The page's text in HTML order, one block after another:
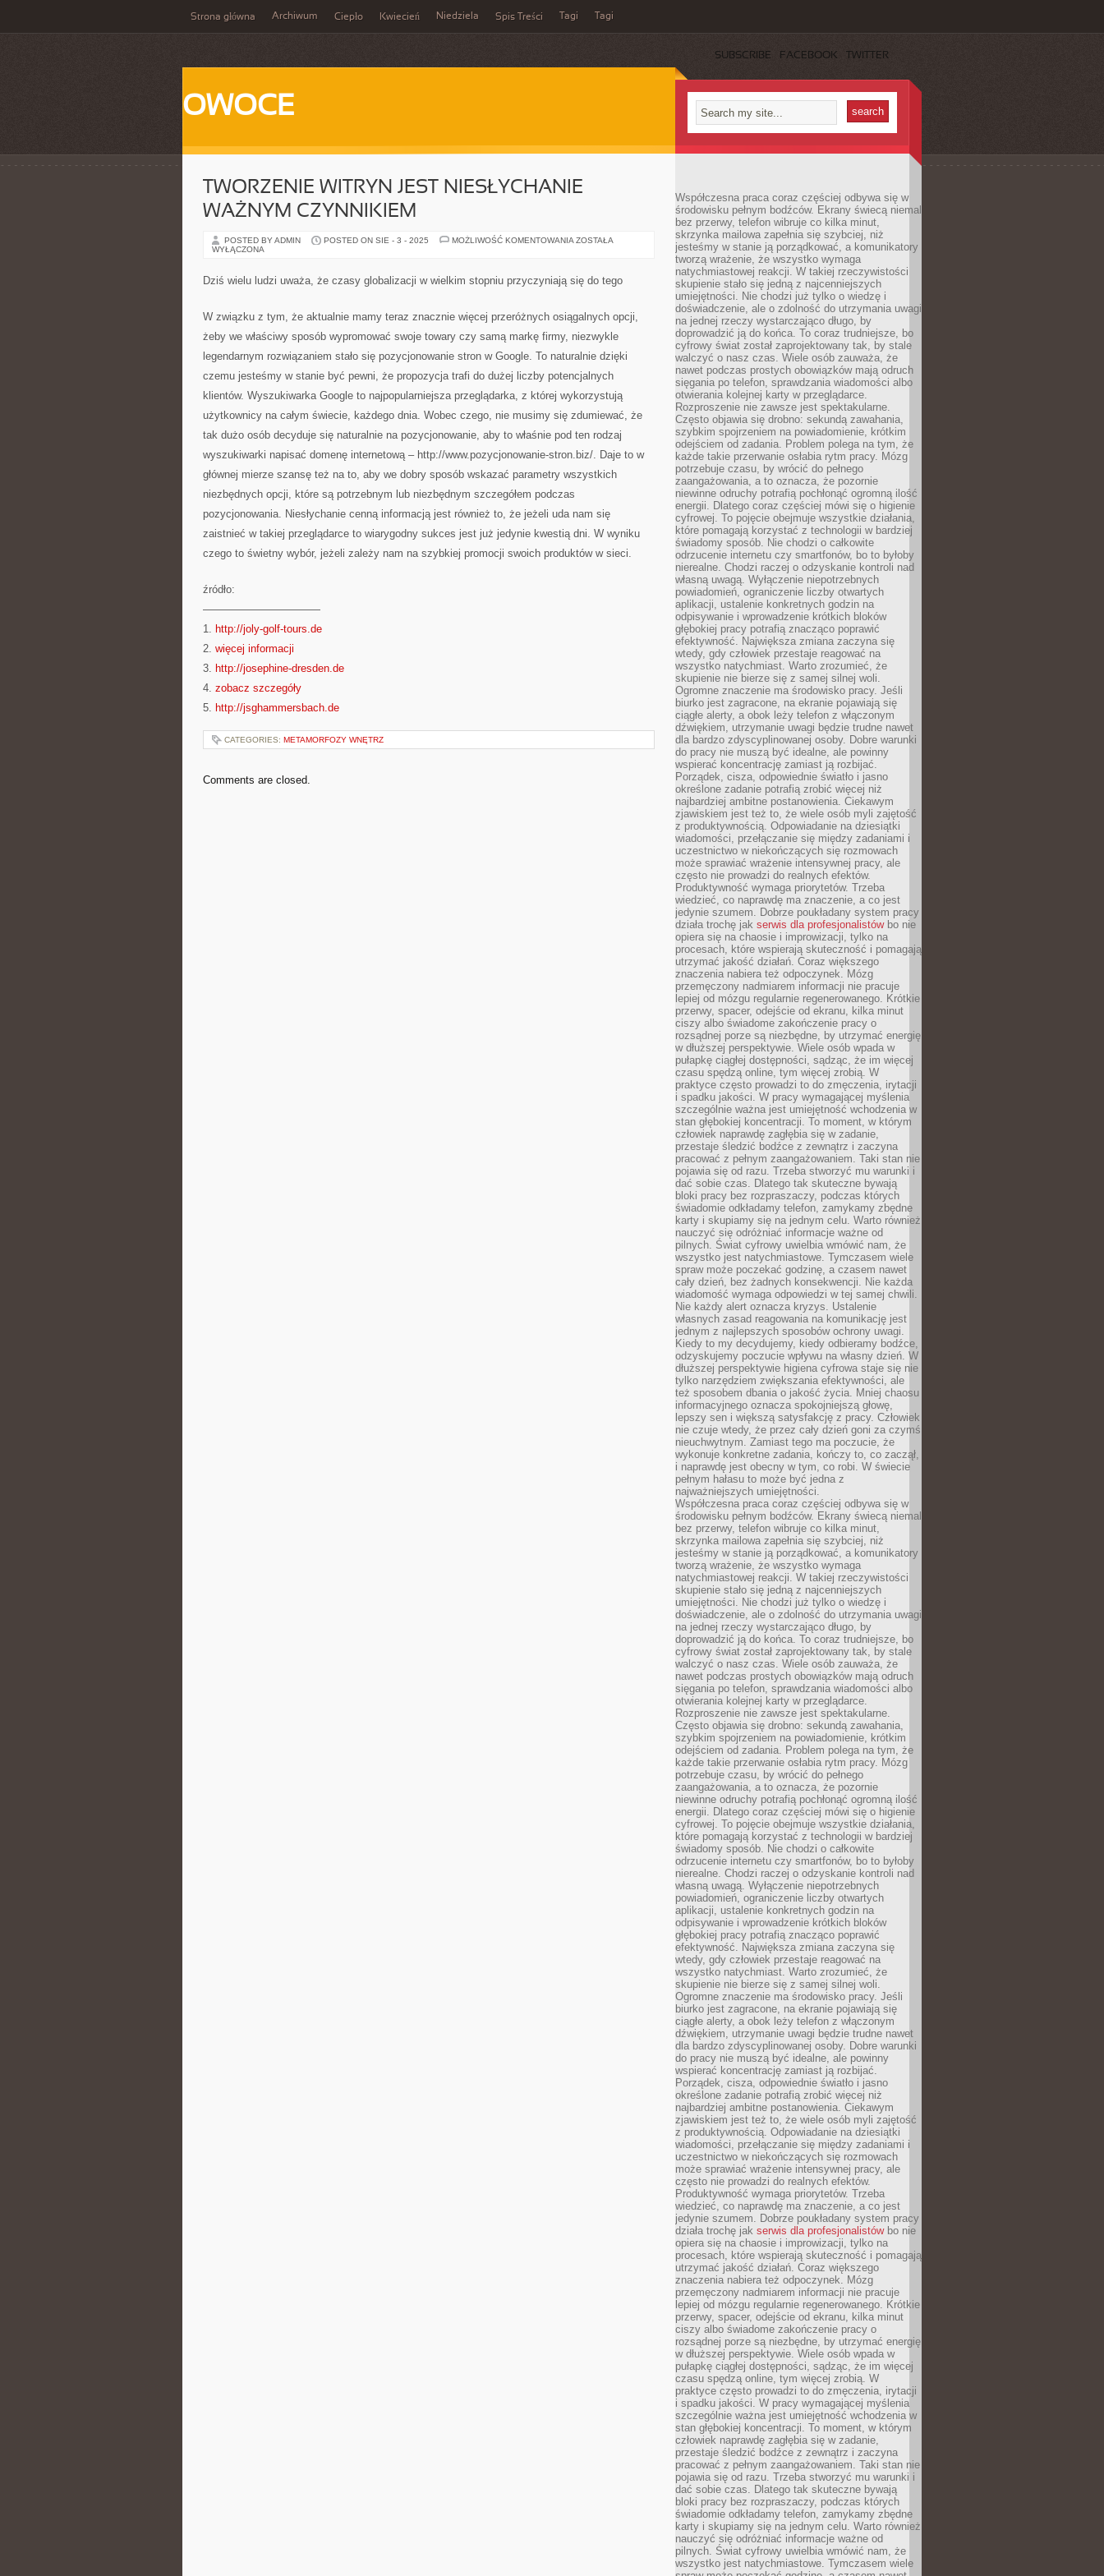
Strona główna Archiwum Ciepło Kwiecień Niedziela Spis Treści Tagi Tagi
SUBSCRIBE FACEBOOK TWITTER
OWOCE
TWORZENIE WITRYN JEST NIESŁYCHANIE
WAŻNYM CZYNNIKIEM
POSTED BY ADMIN POSTED ON SIE - 3 - 2025 MOŻLIWOŚĆ KOMENTOWANIA TWORZENIE
WAŻNYM
CZYNNIKIEM
ZOSTAŁA
WYŁĄCZONA
Dziś wielu ludzi uważa, że czasy globalizacji w wielkim stopniu przyczyniają się do tego
W związku z tym, że aktualnie mamy teraz znacznie więcej przeróżnych osiągalnych opcji,
żeby we właściwy sposób wypromować swoje towary czy samą markę firmy, niezwykle
legendarnym rozwiązaniem stało się pozycjonowanie stron w Google. To naturalnie dzięki
czemu jesteśmy w stanie być pewni, że propozycja trafi do dużej liczby potencjalnych
klientów. Wyszukiwarka Google to najpopularniejsza przeglądarka, z której wykorzystują
użytkownicy na całym świecie, każdego dnia. Wobec czego, nie musimy się zdumiewać, że
tak dużo osób decyduje się naturalnie na pozycjonowanie, aby to właśnie pod ten rodzaj
wyszukiwarki napisać domenę internetową – http://www.pozycjonowanie-stron.biz/. Daje to w
głównej mierze szansę też na to, aby we dobry sposób wskazać parametry wszystkich
niezbędnych opcji, które są potrzebnym lub niezbędnym szczegółem podczas
pozycjonowania. Niesłychanie cenną informacją jest również to, że jeżeli uda nam się
zaistnieć w takiej przeglądarce to wiarygodny sukces jest już jedynie kwestią dni. W wyniku
czego to świetny wybór, jeżeli zależy nam na szybkiej promocji swoich produktów w sieci.
źródło:
———————————
1. http://joly-golf-tours.de
2. więcej informacji
3. http://josephine-dresden.de
4. zobacz szczegóły
5. http://jsghammersbach.de
CATEGORIES: METAMORFOZY WNĘTRZ
Comments are closed.
Współczesna praca coraz częściej odbywa się w
środowisku pełnym bodźców. Ekrany świecą niemal
bez przerwy, telefon wibruje co kilka minut,
skrzynka mailowa zapełnia się szybciej, niż
jesteśmy w stanie ją porządkować, a komunikatory
tworzą wrażenie, że wszystko wymaga
natychmiastowej reakcji. W takiej rzeczywistości
skupienie stało się jedną z najcenniejszych
umiejętności. Nie chodzi już tylko o wiedzę i
doświadczenie, ale o zdolność do utrzymania uwagi
na jednej rzeczy wystarczająco długo, by
doprowadzić ją do końca. To coraz trudniejsze, bo
cyfrowy świat został zaprojektowany tak, by stale
walczyć o nasz czas. Wiele osób zauważa, że
nawet podczas prostych obowiązków mają odruch
sięgania po telefon, sprawdzania wiadomości albo
otwierania kolejnej karty w przeglądarce.
Rozproszenie nie zawsze jest spektakularne.
Często objawia się drobno: sekundą zawahania,
szybkim spojrzeniem na powiadomienie, krótkim
odejściem od zadania. Problem polega na tym, że
każde takie przerwanie osłabia rytm pracy. Mózg
potrzebuje czasu, by wrócić do pełnego
zaangażowania, a to oznacza, że pozornie
niewinne odruchy potrafią pochłonąć ogromną ilość
energii. Dlatego coraz częściej mówi się o higienie
cyfrowej. To pojęcie obejmuje wszystkie działania,
które pomagają korzystać z technologii w bardziej
świadomy sposób. Nie chodzi o całkowite
odrzucenie internetu czy smartfonów, bo to byłoby
nierealne. Chodzi raczej o odzyskanie kontroli nad
własną uwagą. Wyłączenie niepotrzebnych
powiadomień, ograniczenie liczby otwartych
aplikacji, ustalenie konkretnych godzin na
odpisywanie i wprowadzenie krótkich bloków
głębokiej pracy potrafią znacząco poprawić
efektywność. Największa zmiana zaczyna się
wtedy, gdy człowiek przestaje reagować na
wszystko natychmiast. Warto zrozumieć, że
skupienie nie bierze się z samej silnej woli.
Ogromne znaczenie ma środowisko pracy. Jeśli
biurko jest zagracone, na ekranie pojawiają się
ciągłe alerty, a obok leży telefon z włączonym
dźwiękiem, utrzymanie uwagi będzie trudne nawet
dla bardzo zdyscyplinowanej osoby. Dobre warunki
do pracy nie muszą być idealne, ale powinny
wspierać koncentrację zamiast ją rozbijać.
Porządek, cisza, odpowiednie światło i jasno
określone zadanie potrafią zrobić więcej niż
najbardziej ambitne postanowienia. Ciekawym
zjawiskiem jest też to, że wiele osób myli zajętość
z produktywnością. Odpowiadanie na dziesiątki
wiadomości, przełączanie się między zadaniami i
uczestnictwo w niekończących się rozmowach
może sprawiać wrażenie intensywnej pracy, ale
często nie prowadzi do realnych efektów.
Produktywność wymaga priorytetów. Trzeba
wiedzieć, co naprawdę ma znaczenie, a co jest
jedynie szumem. Dobrze poukładany system pracy
działa trochę jak serwis dla profesjonalistówbo nie
opiera się na chaosie i improwizacji, tylko na
procesach, które wspierają skuteczność i pomagają
utrzymać jakość działań. Coraz większego
znaczenia nabiera też odpoczynek. Mózg
przemęczony nadmiarem informacji nie pracuje
lepiej od mózgu regularnie regenerowanego. Krótkie
przerwy, spacer, odejście od ekranu, kilka minut
ciszy albo świadome zakończenie pracy o
rozsądnej porze są niezbędne, by utrzymać energię
w dłuższej perspektywie. Wiele osób wpada w
pułapkę ciągłej dostępności, sądząc, że im więcej
czasu spędzą online, tym więcej zrobią. W
praktyce często prowadzi to do zmęczenia, irytacji
i spadku jakości. W pracy wymagającej myślenia
szczególnie ważna jest umiejętność wchodzenia w
stan głębokiej koncentracji. To moment, w którym
człowiek naprawdę zagłębia się w zadanie,
przestaje śledzić bodźce z zewnątrz i zaczyna
pracować z pełnym zaangażowaniem. Taki stan nie
pojawia się od razu. Trzeba stworzyć mu warunki i
dać sobie czas. Dlatego tak skuteczne bywają
bloki pracy bez rozpraszaczy, podczas których
świadomie odkładamy telefon, zamykamy zbędne
karty i skupiamy się na jednym celu. Warto również
nauczyć się odróżniać informacje ważne od
pilnych. Świat cyfrowy uwielbia wmówić nam, że
wszystko jest natychmiastowe. Tymczasem wiele
spraw może poczekać godzinę, a czasem nawet
cały dzień, bez żadnych konsekwencji. Nie każda
wiadomość wymaga odpowiedzi w tej samej chwili.
Nie każdy alert oznacza kryzys. Ustalenie
własnych zasad reagowania na komunikację jest
jednym z najlepszych sposobów ochrony uwagi.
Kiedy to my decydujemy, kiedy odbieramy bodźce,
odzyskujemy poczucie wpływu na własny dzień. W
dłuższej perspektywie higiena cyfrowa staje się nie
tylko narzędziem zwiększania efektywności, ale
też sposobem dbania o jakość życia. Mniej chaosu
informacyjnego oznacza spokojniejszą głowę,
lepszy sen i większą satysfakcję z pracy. Człowiek
nie czuje wtedy, że przez cały dzień goni za czymś
nieuchwytnym. Zamiast tego ma poczucie, że
wykonuje konkretne zadania, kończy to, co zaczął,
i naprawdę jest obecny w tym, co robi. W świecie
pełnym hałasu to może być jedna z
najważniejszych umiejętności.
Współczesna praca coraz częściej odbywa się w
środowisku pełnym bodźców. Ekrany świecą niemal
bez przerwy, telefon wibruje co kilka minut,
skrzynka mailowa zapełnia się szybciej, niż
jesteśmy w stanie ją porządkować, a komunikatory
tworzą wrażenie, że wszystko wymaga
natychmiastowej reakcji. W takiej rzeczywistości
skupienie stało się jedną z najcenniejszych
umiejętności. Nie chodzi już tylko o wiedzę i
doświadczenie, ale o zdolność do utrzymania uwagi
na jednej rzeczy wystarczająco długo, by
doprowadzić ją do końca. To coraz trudniejsze, bo
cyfrowy świat został zaprojektowany tak, by stale
walczyć o nasz czas. Wiele osób zauważa, że
nawet podczas prostych obowiązków mają odruch
sięgania po telefon, sprawdzania wiadomości albo
otwierania kolejnej karty w przeglądarce.
Rozproszenie nie zawsze jest spektakularne.
Często objawia się drobno: sekundą zawahania,
szybkim spojrzeniem na powiadomienie, krótkim
odejściem od zadania. Problem polega na tym, że
każde takie przerwanie osłabia rytm pracy. Mózg
potrzebuje czasu, by wrócić do pełnego
zaangażowania, a to oznacza, że pozornie
niewinne odruchy potrafią pochłonąć ogromną ilość
energii. Dlatego coraz częściej mówi się o higienie
cyfrowej. To pojęcie obejmuje wszystkie działania,
które pomagają korzystać z technologii w bardziej
świadomy sposób. Nie chodzi o całkowite
odrzucenie internetu czy smartfonów, bo to byłoby
nierealne. Chodzi raczej o odzyskanie kontroli nad
własną uwagą. Wyłączenie niepotrzebnych
powiadomień, ograniczenie liczby otwartych
aplikacji, ustalenie konkretnych godzin na
odpisywanie i wprowadzenie krótkich bloków
głębokiej pracy potrafią znacząco poprawić
efektywność. Największa zmiana zaczyna się
wtedy, gdy człowiek przestaje reagować na
wszystko natychmiast. Warto zrozumieć, że
skupienie nie bierze się z samej silnej woli.
Ogromne znaczenie ma środowisko pracy. Jeśli
biurko jest zagracone, na ekranie pojawiają się
ciągłe alerty, a obok leży telefon z włączonym
dźwiękiem, utrzymanie uwagi będzie trudne nawet
dla bardzo zdyscyplinowanej osoby. Dobre warunki
do pracy nie muszą być idealne, ale powinny
wspierać koncentrację zamiast ją rozbijać.
Porządek, cisza, odpowiednie światło i jasno
określone zadanie potrafią zrobić więcej niż
najbardziej ambitne postanowienia. Ciekawym
zjawiskiem jest też to, że wiele osób myli zajętość
z produktywnością. Odpowiadanie na dziesiątki
wiadomości, przełączanie się między zadaniami i
uczestnictwo w niekończących się rozmowach
może sprawiać wrażenie intensywnej pracy, ale
często nie prowadzi do realnych efektów.
Produktywność wymaga priorytetów. Trzeba
wiedzieć, co naprawdę ma znaczenie, a co jest
jedynie szumem. Dobrze poukładany system pracy
działa trochę jak serwis dla profesjonalistówbo nie
opiera się na chaosie i improwizacji, tylko na
procesach, które wspierają skuteczność i pomagają
utrzymać jakość działań. Coraz większego
znaczenia nabiera też odpoczynek. Mózg
przemęczony nadmiarem informacji nie pracuje
lepiej od mózgu regularnie regenerowanego. Krótkie
przerwy, spacer, odejście od ekranu, kilka minut
ciszy albo świadome zakończenie pracy o
rozsądnej porze są niezbędne, by utrzymać energię
w dłuższej perspektywie. Wiele osób wpada w
pułapkę ciągłej dostępności, sądząc, że im więcej
czasu spędzą online, tym więcej zrobią. W
praktyce często prowadzi to do zmęczenia, irytacji
i spadku jakości. W pracy wymagającej myślenia
szczególnie ważna jest umiejętność wchodzenia w
stan głębokiej koncentracji. To moment, w którym
człowiek naprawdę zagłębia się w zadanie,
przestaje śledzić bodźce z zewnątrz i zaczyna
pracować z pełnym zaangażowaniem. Taki stan nie
pojawia się od razu. Trzeba stworzyć mu warunki i
dać sobie czas. Dlatego tak skuteczne bywają
bloki pracy bez rozpraszaczy, podczas których
świadomie odkładamy telefon, zamykamy zbędne
karty i skupiamy się na jednym celu. Warto również
nauczyć się odróżniać informacje ważne od
pilnych. Świat cyfrowy uwielbia wmówić nam, że
wszystko jest natychmiastowe. Tymczasem wiele